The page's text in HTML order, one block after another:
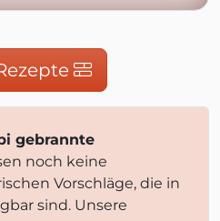
gebrannte
noch keine
Vorschläge, die in
sind. Unsere